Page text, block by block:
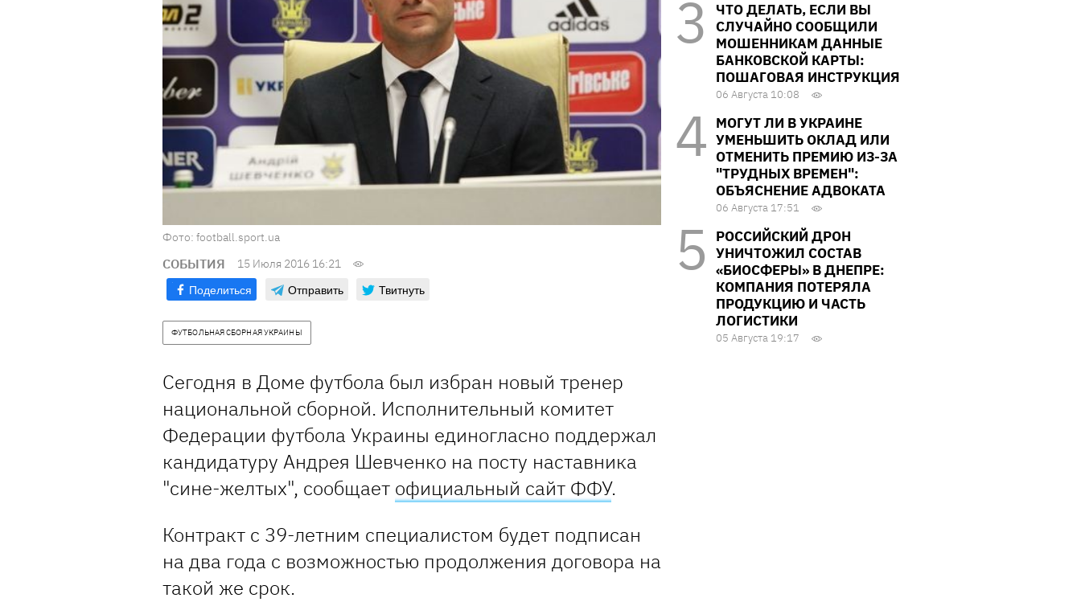
Фото: football.sport.ua
СОБЫТИЯ 15 Июля 2016 16:21
Поделиться Отправить Твитнуть
ФУТБОЛЬНАЯ СБОРНАЯ УКРАИНЫ
Сегодня в Доме футбола был избран новый тренер
национальной сборной. Исполнительный комитет
Федерации футбола Украины единогласно поддержал
кандидатуру Андрея Шевченко на посту наставника
"сине-желтых", сообщает официальный сайт ФФУ.
Контракт с 39-летним специалистом будет подписан
на два года с возможностью продолжения договора на
такой же срок.
ЧТО ДЕЛАТЬ, ЕСЛИ ВЫ
СЛУЧАЙНО СООБЩИЛИ
МОШЕННИКАМ ДАННЫЕ
БАНКОВСКОЙ КАРТЫ:
ПОШАГОВАЯ ИНСТРУКЦИЯ
06 Августа 10:08
МОГУТ ЛИ В УКРАИНЕ
УМЕНЬШИТЬ ОКЛАД ИЛИ
ОТМЕНИТЬ ПРЕМИЮ ИЗ-ЗА
"ТРУДНЫХ ВРЕМЕН":
ОБЪЯСНЕНИЕ АДВОКАТА
06 Августа 17:51
РОССИЙСКИЙ ДРОН
УНИЧТОЖИЛ СОСТАВ
«БИОСФЕРЫ» В ДНЕПРЕ:
КОМПАНИЯ ПОТЕРЯЛА
ПРОДУКЦИЮ И ЧАСТЬ
ЛОГИСТИКИ
05 Августа 19:17